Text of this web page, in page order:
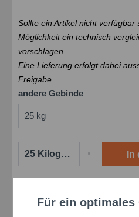
Sollte ein Artikel nicht
Möglichkeit ein technisch
vorschlagen.
Eine Lieferung erfolgt dabei
Freigabe.
andere Gebinde
In
Funktionale
Für ein optimales